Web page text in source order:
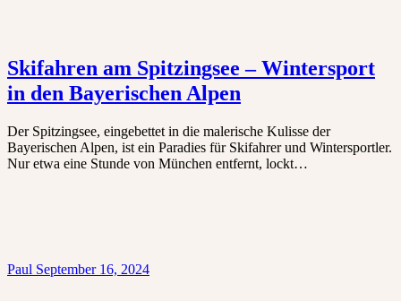
Skifahren am Spitzingsee – Wintersport
in den Bayerischen Alpen
Der Spitzingsee, eingebettet in die malerische Kulisse der
Bayerischen Alpen, ist ein Paradies für Skifahrer und Wintersportler.
Nur etwa eine Stunde von München entfernt, lockt…
Paul September 16, 2024